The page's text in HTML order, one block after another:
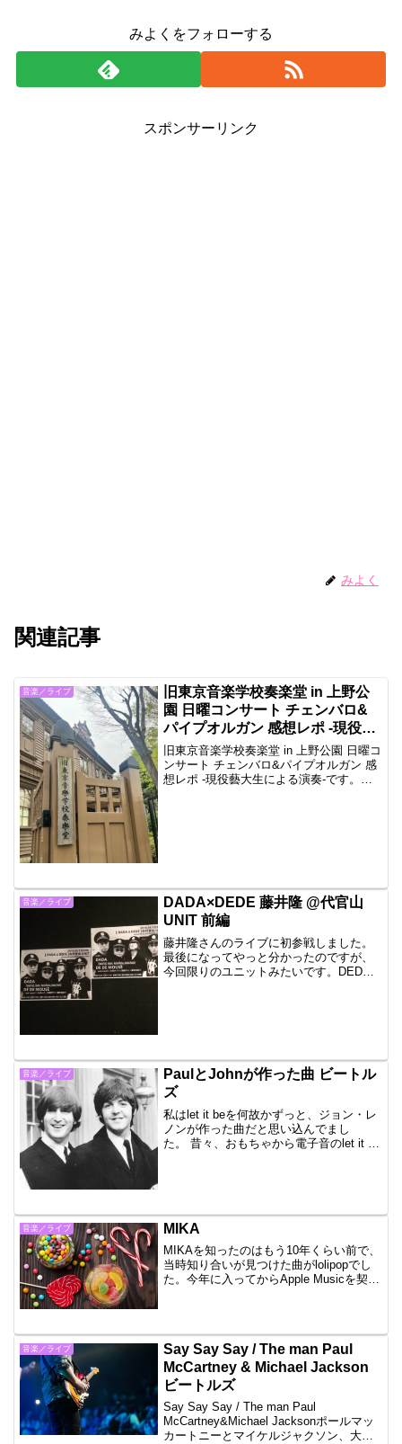
みよくをフォローする
スポンサーリンク
みよく
関連記事
音楽／ライブ
旧東京音楽学校奏楽堂 in 上野公
園 日曜コンサート チェンバロ&
パイプオルガン 感想レポ -現役藝
大生による演奏-
旧東京音楽学校奏楽堂 in 上野公園 日曜コ
ンサート チェンバロ&パイプオルガン 感
想レポ -現役藝大生による演奏-です。旧
音楽／ライブ
DADA×DEDE 藤井隆 @代官山
UNIT 前編
藤井隆さんのライブに初参戦しました。
最後になってやっと分かったのですが、
今回限りのユニットみたいです。DEDE
音楽／ライブ
PaulとJohnが作った曲 ビートル
ズ
私はlet it beを何故かずっと、ジョン・レ
ノンが作った曲だと思い込んでまし
た。 昔々、おもちゃから電子音のlet it be
音楽／ライブ MIKA
MIKAを知ったのはもう10年くらい前で、
当時知り合いが見つけた曲がlolipopでし
た。今年に入ってからApple Musicを契約
音楽／ライブ
Say Say Say / The man Paul
McCartney & Michael Jackson
ビートルズ
Say Say Say / The man Paul
McCartney&Michael Jacksonポールマッ
カートニーとマイケルジャクソン、大物